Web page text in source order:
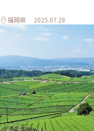
福岡県 2025.07.28